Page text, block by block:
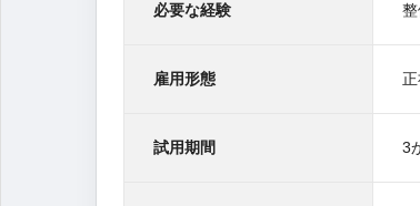
必要な経験
雇用形態
試用期間 3